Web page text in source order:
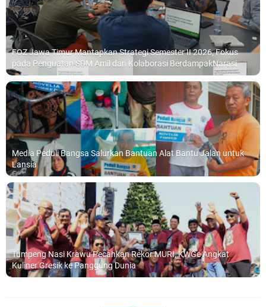
FOZ Jawa Timur Mantapkan Strategi Semester II 2026, Fokus
pada Penguatan SDM Amil dan Kolaborasi BerdampakNarasi
Media Peduli Bangsa Salurkan Bantuan Alat Bantu Jalan untuk
Lansia
Tumpeng Nasi Krawu Pecahkan Rekor MURI, KWGe Angkat
Kuliner Gresik ke Panggung Dunia